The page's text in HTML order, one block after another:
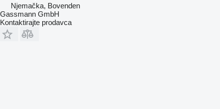
Njemačka, Bovenden
Gassmann GmbH
Kontaktirajte prodavca